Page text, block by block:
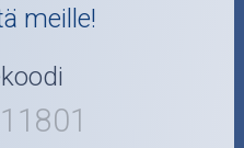
meille!